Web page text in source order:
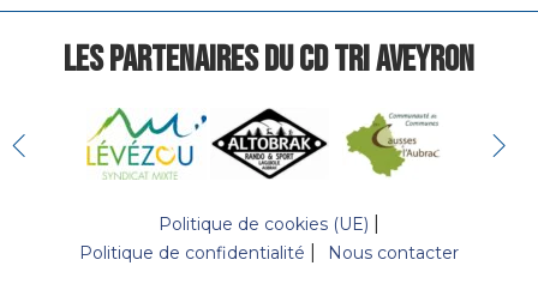
LES PARTENAIRES DU CD TRI AVEYRON
Politique de cookies (UE)
Politique de confidentialité
Nous contacter